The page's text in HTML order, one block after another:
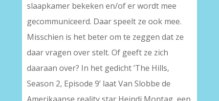
slaapkamer bekeken en/of er wordt mee
gecommuniceerd. Daar speelt ze ook mee.
Misschien is het beter om te zeggen dat ze
daar vragen over stelt. Of geeft ze zich
daaraan over? In het gedicht ‘The Hills,
Season 2, Episode 9’ laat Van Slobbe de